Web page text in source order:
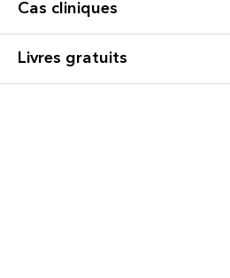
Cas cliniques
Livres gratuits